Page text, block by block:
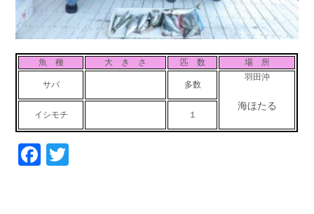
魚 種 大 き さ 匹 数 場 所
サバ 多数
羽田沖
海ほたる
イシモチ １
Facebook